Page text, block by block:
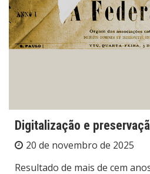
Digitalização e
20 de novembro de 2025
Resultado de mais de cem